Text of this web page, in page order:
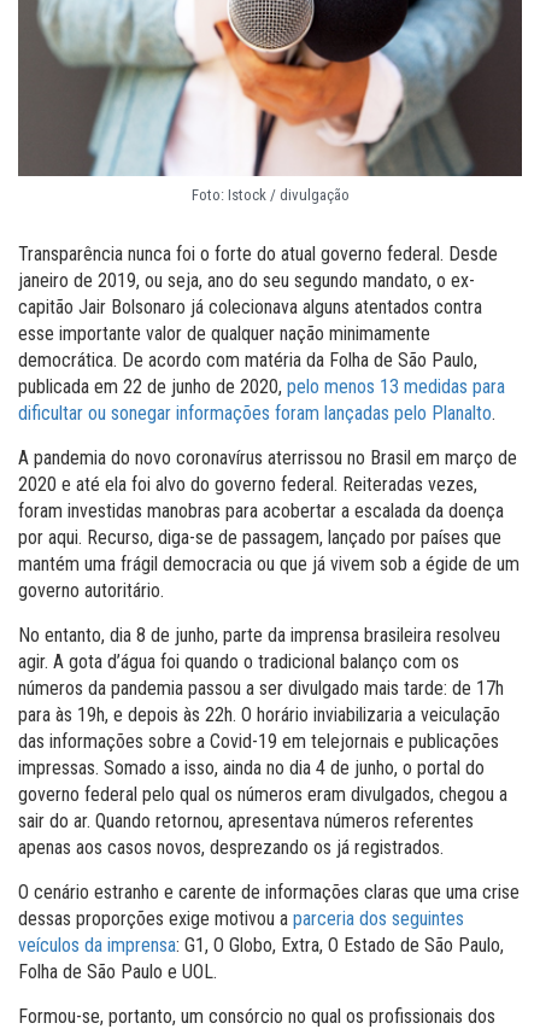
Foto: Istock / divulgação
Transparência nunca foi o forte do atual governo federal. Desde
janeiro de 2019, ou seja, ano do seu segundo mandato, o ex-
capitão Jair Bolsonaro já colecionava alguns atentados contra
esse importante valor de qualquer nação minimamente
democrática. De acordo com matéria da Folha de São Paulo,
publicada em 22 de junho de 2020, pelo menos 13 medidas para
dificultar ou sonegar informações foram lançadas pelo Planalto.
A pandemia do novo coronavírus aterrissou no Brasil em março de
2020 e até ela foi alvo do governo federal. Reiteradas vezes,
foram investidas manobras para acobertar a escalada da doença
por aqui. Recurso, diga-se de passagem, lançado por países que
mantém uma frágil democracia ou que já vivem sob a égide de um
governo autoritário.
No entanto, dia 8 de junho, parte da imprensa brasileira resolveu
agir. A gota d’água foi quando o tradicional balanço com os
números da pandemia passou a ser divulgado mais tarde: de 17h
para às 19h, e depois às 22h. O horário inviabilizaria a veiculação
das informações sobre a Covid-19 em telejornais e publicações
impressas. Somado a isso, ainda no dia 4 de junho, o portal do
governo federal pelo qual os números eram divulgados, chegou a
sair do ar. Quando retornou, apresentava números referentes
apenas aos casos novos, desprezando os já registrados.
O cenário estranho e carente de informações claras que uma crise
dessas proporções exige motivou a parceria dos seguintes
veículos da imprensa: G1, O Globo, Extra, O Estado de São Paulo,
Folha de São Paulo e UOL.
Formou-se, portanto, um consórcio no qual os profissionais dos